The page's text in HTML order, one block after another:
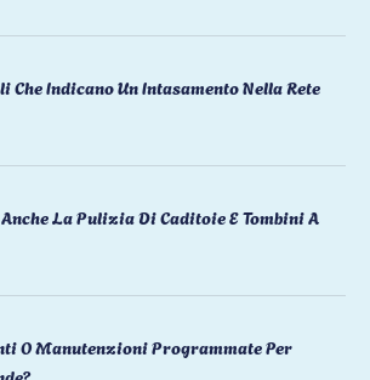
Che Indicano Un Intasamento Nella Rete
La Pulizia Di Caditoie E Tombini A
O Manutenzioni Programmate Per